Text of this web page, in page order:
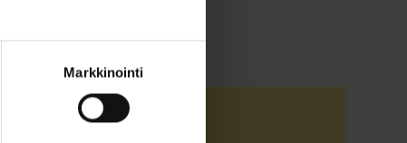
Markkinointi
Tunne oikeutesi